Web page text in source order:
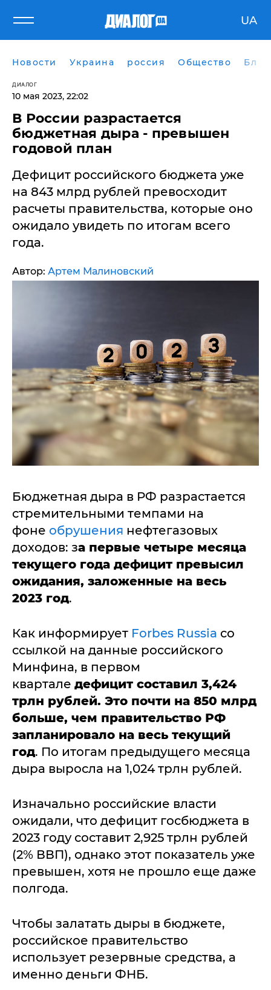
UA
Новости Украина россия Общество
ДИАЛОГ
10 мая 2023, 22:02
В России разрастается
бюджетная дыра - превышен
годовой план
Дефицит российского бюджета уже
на 843 млрд рублей превосходит
расчеты правительства, которые оно
ожидало увидеть по итогам всего
года.
Автор: Артем Малиновский
Бюджетная дыра в РФ разрастается
стремительными темпами на
фоне обрушения нефтегазовых
доходов: за первые четыре месяца
текущего года дефицит превысил
ожидания, заложенные на весь
2023 год.
Как информирует Forbes Russia со
ссылкой на данные российского
Минфина, в первом
квартале дефицит составил 3,424
трлн рублей. Это почти на 850 млрд
больше, чем правительство РФ
запланировало на весь текущий
год. По итогам предыдущего месяца
дыра выросла на 1,024 трлн рублей.
Изначально российские власти
ожидали, что дефицит госбюджета в
2023 году составит 2,925 трлн рублей
(2% ВВП), однако этот показатель уже
превышен, хотя не прошло еще даже
полгода.
Чтобы залатать дыры в бюджете,
российское правительство
использует резервные средства, а
именно деньги ФНБ.